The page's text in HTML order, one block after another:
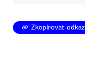
Zkopírovat odkaz